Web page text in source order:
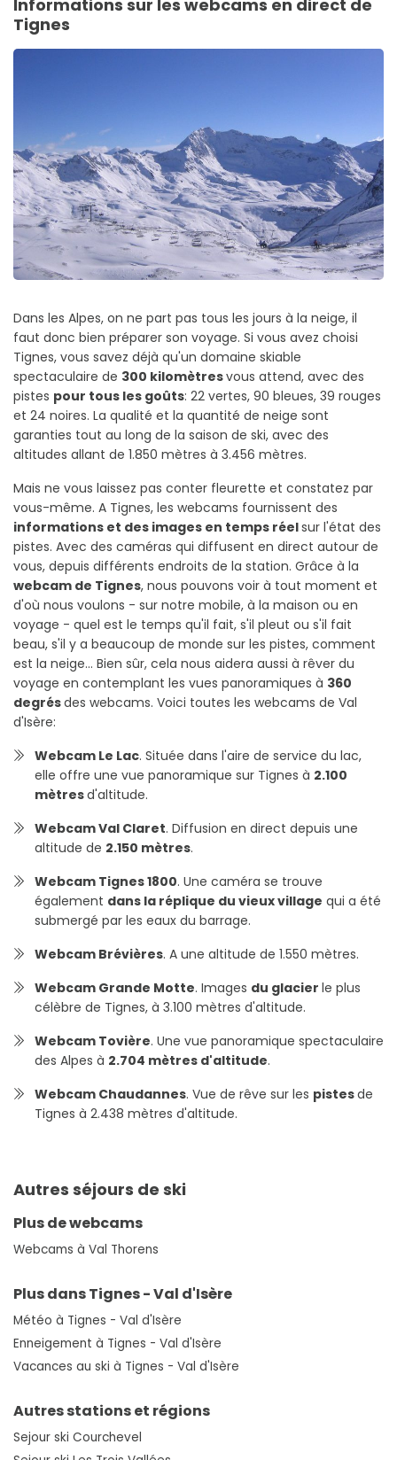
Informations sur les webcams en direct de
Tignes
Dans les Alpes, on ne part pas tous les jours à la neige, il
faut donc bien préparer son voyage. Si vous avez choisi
Tignes, vous savez déjà qu'un domaine skiable
spectaculaire de 300 kilomètresvous attend, avec des
pistes pour tous les goûts: 22 vertes, 90 bleues, 39 rouges
et 24 noires. La qualité et la quantité de neige sont
garanties tout au long de la saison de ski, avec des
altitudes allant de 1.850 mètres à 3.456 mètres.
Mais ne vous laissez pas conter fleurette et constatez par
vous-même. A Tignes, les webcams fournissent des
informations et des images en temps réelsur l'état des
pistes. Avec des caméras qui diffusent en direct autour de
vous, depuis différents endroits de la station. Grâce à la
webcam de Tignes, nous pouvons voir à tout moment et
d'où nous voulons - sur notre mobile, à la maison ou en
voyage - quel est le temps qu'il fait, s'il pleut ou s'il fait
beau, s'il y a beaucoup de monde sur les pistes, comment
est la neige... Bien sûr, cela nous aidera aussi à rêver du
voyage en contemplant les vues panoramiques à 360
degrésdes webcams. Voici toutes les webcams de Val
d'Isère:
Webcam Le Lac. Située dans l'aire de service du lac,
elle offre une vue panoramique sur Tignes à 2.100
mètresd'altitude.
Webcam Val Claret. Diffusion en direct depuis une
altitude de 2.150 mètres.
Webcam Tignes 1800. Une caméra se trouve
également dans la réplique du vieux village qui a été
submergé par les eaux du barrage.
Webcam Brévières. A une altitude de 1.550 mètres.
Webcam Grande Motte. Images du glacier le plus
célèbre de Tignes, à 3.100 mètres d'altitude.
Webcam Tovière. Une vue panoramique spectaculaire
des Alpes à 2.704 mètres d'altitude.
Webcam Chaudannes. Vue de rêve sur les pistesde
Tignes à 2.438 mètres d'altitude.
Autres séjours de ski
Plus de webcams
Webcams à Val Thorens
Plus dans Tignes - Val d'Isère
Météo à Tignes - Val d'Isère
Enneigement à Tignes - Val d'Isère
Vacances au ski à Tignes - Val d'Isère
Autres stations et régions
Sejour ski Courchevel